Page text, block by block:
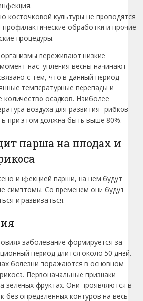
косточковой культуры не проводятся
профилактические обработки и прочие
процедуры.
переживают низкие
наступления весны начинают
с тем, что в данный период
температурные перепады и
осадков. Наиболее
воздуха для развития грибков –
при этом должна быть выше 80%.
парша на плодах и
инфекцией парши, на нем будут
симптомы. Со временем они будут
и развиваться.
заболевание формируется за
период длится около 50 дней.
болезни поражаются в основном
Первоначальные признаки
зеленых фруктах. Они проявляются в
без определенных контуров на весь